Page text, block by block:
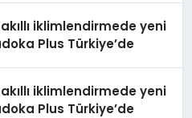
iklimlendirmede yeni
Plus Türkiye’de
iklimlendirmede yeni
Plus Türkiye’de